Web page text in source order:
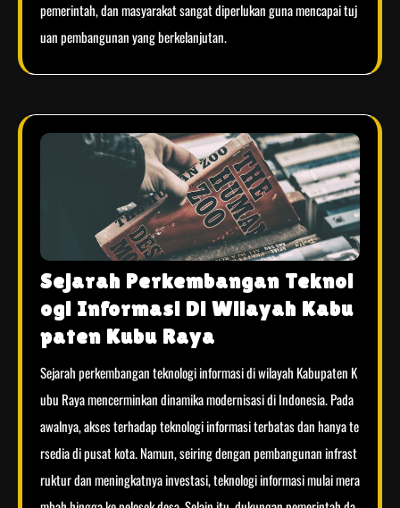
pemerintah, dan masyarakat sangat diperlukan guna mencapai tuj
uan pembangunan yang berkelanjutan.
Sejarah Perkembangan Teknol
ogi Informasi Di Wilayah Kabu
paten Kubu Raya
Sejarah perkembangan teknologi informasi di wilayah Kabupaten K
ubu Raya mencerminkan dinamika modernisasi di Indonesia. Pada
awalnya, akses terhadap teknologi informasi terbatas dan hanya te
rsedia di pusat kota. Namun, seiring dengan pembangunan infrast
ruktur dan meningkatnya investasi, teknologi informasi mulai mera